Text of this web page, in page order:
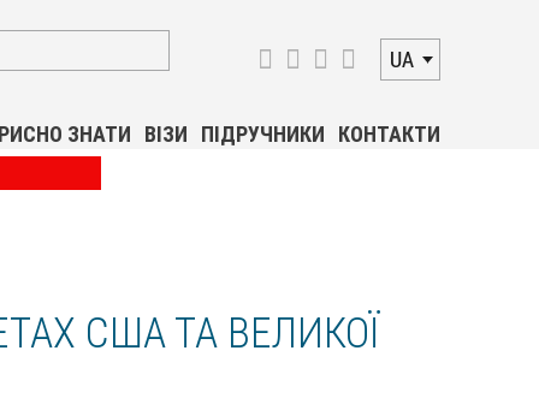
UA
ЗНАТИ ВІЗИ ПІДРУЧНИКИ КОНТАКТИ
США ТА ВЕЛИКОЇ